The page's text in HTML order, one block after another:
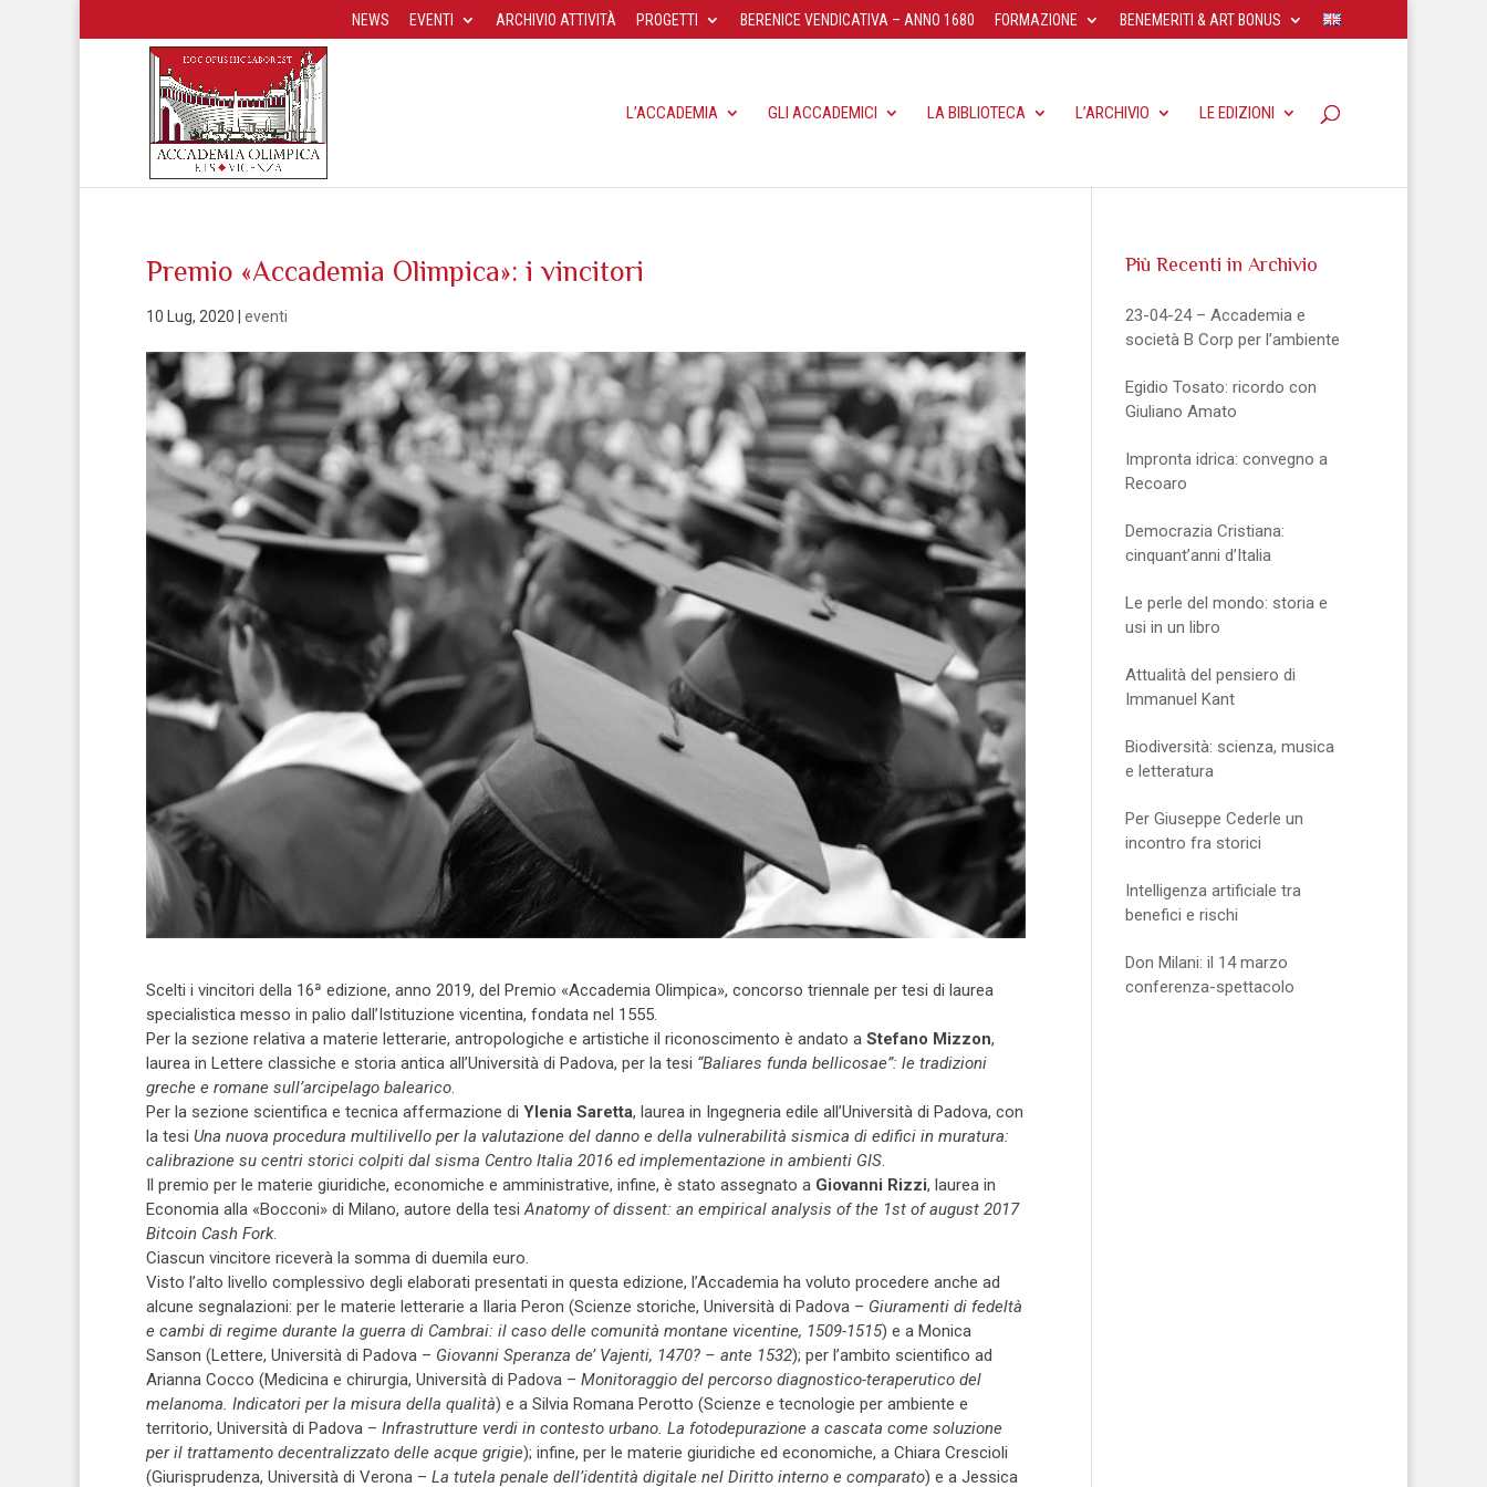
NEWS EVENTI ARCHIVIO ATTIVITÀ PROGETTI BERENICE VENDICATIVA – ANNO 1680 FORMAZIONE BENEMERITI & ART BONUS
L’ACCADEMIA GLI ACCADEMICI LA BIBLIOTECA L’ARCHIVIO LE EDIZIONI
Premio «Accademia Olimpica»: i vincitori
10 Lug, 2020 eventi
Scelti i vincitori della 16ª edizione, anno 2019, del Premio «Accademia Olimpica», concorso triennale per tesi di laurea
specialistica messo in palio dall’Istituzione vicentina, fondata nel 1555.
Per la sezione relativa a materie letterarie, antropologiche e artistiche il riconoscimento è andato a Stefano Mizzon,
laurea in Lettere classiche e storia antica all’Università di Padova, per la tesi “Baliares funda bellicosae”: le tradizioni
greche e romane sull’arcipelago balearico.
Per la sezione scientifica e tecnica affermazione di Ylenia Saretta, laurea in Ingegneria edile all’Università di Padova, con
la tesi Una nuova procedura multilivello per la valutazione del danno e della vulnerabilità sismica di edifici in muratura:
calibrazione su centri storici colpiti dal sisma Centro Italia 2016 ed implementazione in ambienti GIS.
Il premio per le materie giuridiche, economiche e amministrative, infine, è stato assegnato a Giovanni Rizzi, laurea in
Economia alla «Bocconi» di Milano, autore della tesiAnatomy of dissent: an empirical analysis of the 1st of august 2017
Bitcoin Cash Fork.
Ciascun vincitore riceverà la somma di duemila euro.
Visto l’alto livello complessivo degli elaborati presentati in questa edizione, l’Accademia ha voluto procedere anche ad
alcune segnalazioni: per le materie letterarie a Ilaria Peron (Scienze storiche, Università di Padova – Giuramenti di fedeltà
e cambi di regime durante la guerra di Cambrai: il caso delle comunità montane vicentine, 1509-1515) e a Monica
Sanson (Lettere, Università di Padova – Giovanni Speranza de’ Vajenti, 1470? – ante 1532); per l’ambito scientifico ad
Arianna Cocco (Medicina e chirurgia, Università di Padova – Monitoraggio del percorso diagnostico-teraperutico del
melanoma. Indicatori per la misura della qualità) e a Silvia Romana Perotto (Scienze e tecnologie per ambiente e
territorio, Università di Padova – Infrastrutture verdi in contesto urbano. La fotodepurazione a cascata come soluzione
per il trattamento decentralizzato delle acque grigie); infine, per le materie giuridiche ed economiche, a Chiara Crescioli
(Giurisprudenza, Università di Verona – La tutela penale dell’identità digitale nel Diritto interno e comparato) e a Jessica
Più Recenti in Archivio
23-04-24 – Accademia e
società B Corp per l’ambiente
Egidio Tosato: ricordo con
Giuliano Amato
Impronta idrica: convegno a
Recoaro
Democrazia Cristiana:
cinquant’anni d’Italia
Le perle del mondo: storia e
usi in un libro
Attualità del pensiero di
Immanuel Kant
Biodiversità: scienza, musica
e letteratura
Per Giuseppe Cederle un
incontro fra storici
Intelligenza artificiale tra
benefici e rischi
Don Milani: il 14 marzo
conferenza-spettacolo